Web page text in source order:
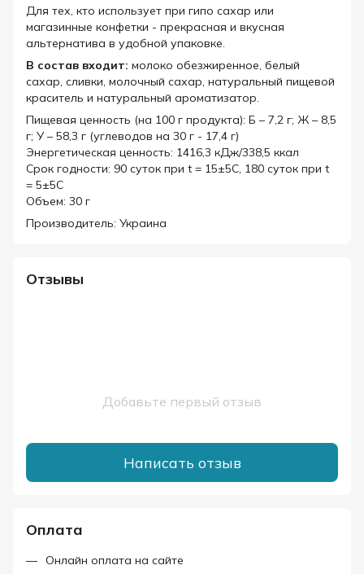
Для тех, кто использует при гипо сахар или
магазинные конфетки - прекрасная и вкусная
альтернатива в удобной упаковке.
В состав входит: молоко обезжиренное, белый
сахар, сливки, молочный сахар, натуральный пищевой
краситель и натуральный ароматизатор.
Пищевая ценность (на 100 г продукта): Б – 7,2 г; Ж – 8,5
г; У – 58,3 г (углеводов на 30 г - 17,4 г)
Энергетическая ценность: 1416,3 кДж/338,5 ккал
Срок годности: 90 суток при t = 15±5C, 180 суток при t
= 5±5C
Объем: 30 г
Производитель: Украина
Отзывы
Добавьте первый отзыв
Написать отзыв
Оплата
Онлайн оплата на сайте